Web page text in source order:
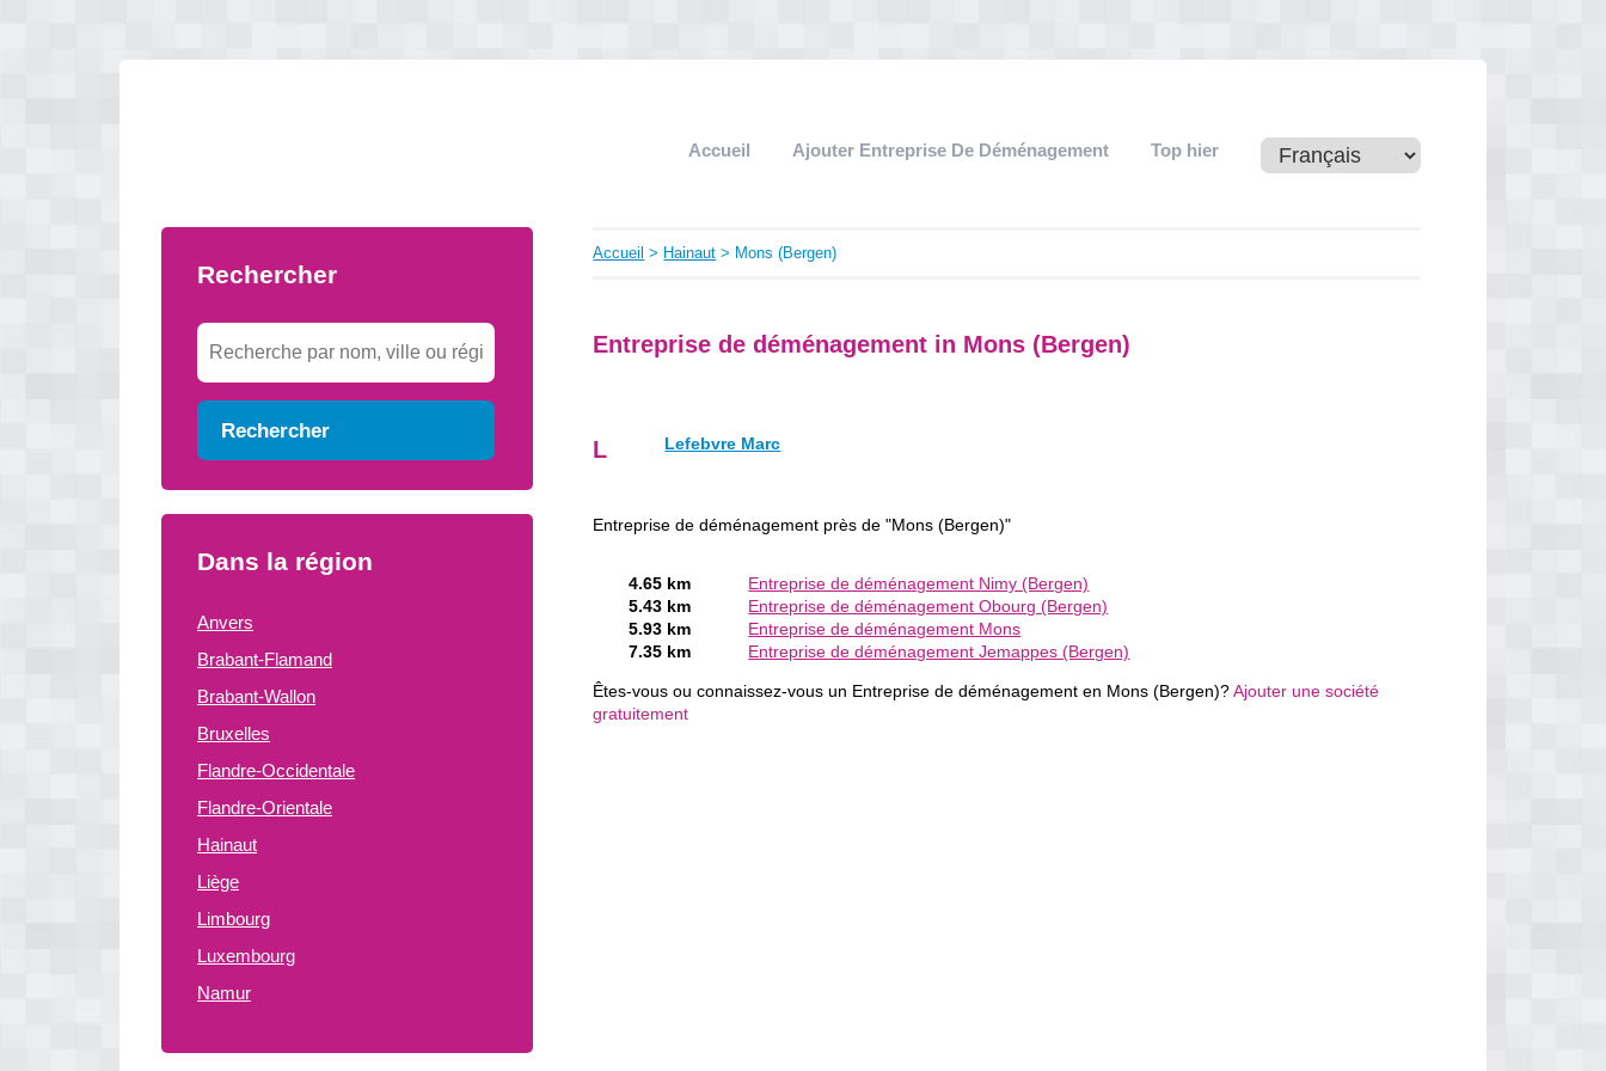
Accueil Ajouter Entreprise De Déménagement Top hier
Rechercher
Rechercher
Dans la région
Anvers
Brabant-Flamand
Brabant-Wallon
Bruxelles
Flandre-Occidentale
Flandre-Orientale
Hainaut
Liège
Limbourg
Luxembourg
Namur
Accueil > Hainaut > Mons (Bergen)
Entreprise de déménagement in Mons (Bergen)
L Lefebvre Marc
Entreprise de déménagement près de "Mons (Bergen)"
4.65 km
Entreprise de déménagement Nimy (Bergen)
5.43 km
Entreprise de déménagement Obourg (Bergen)
5.93 km
Entreprise de déménagement Mons
7.35 km
Entreprise de déménagement Jemappes (Bergen)
Êtes-vous ou connaissez-vous un Entreprise de déménagement en Mons (Bergen)?Ajouter une société
gratuitement